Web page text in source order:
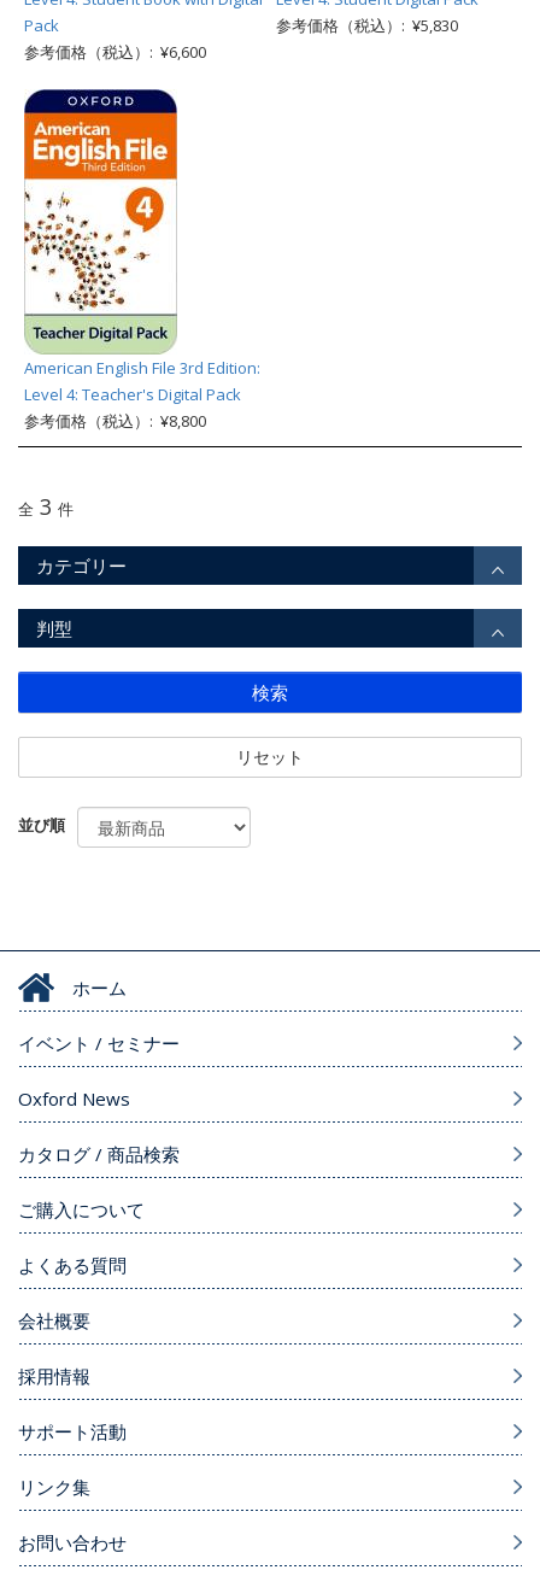
Pack
参考価格（税込）: ¥6,600
参考価格（税込）: ¥5,830
American English File 3rd Edition:
Level 4: Teacher's Digital Pack
参考価格（税込）: ¥8,800
全 3 件
カテゴリー
判型
検索
リセット
並び順
ホーム
イベント / セミナー
Oxford News
カタログ / 商品検索
ご購入について
よくある質問
会社概要
採用情報
サポート活動
リンク集
お問い合わせ